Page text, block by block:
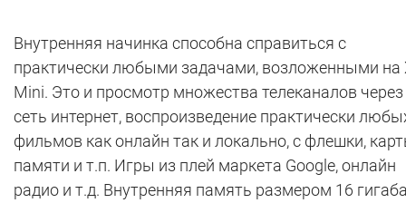
Внутренняя начинка способна справиться с
практически любыми задачами, возложенными на
Mini. Это и просмотр множества телеканалов через
сеть интернет, воспроизведение практически
фильмов как онлайн так и локально, с флешки,
памяти и т.п. Игры из плей маркета Google, онлайн
радио и т.д. Внутренняя память размером 16